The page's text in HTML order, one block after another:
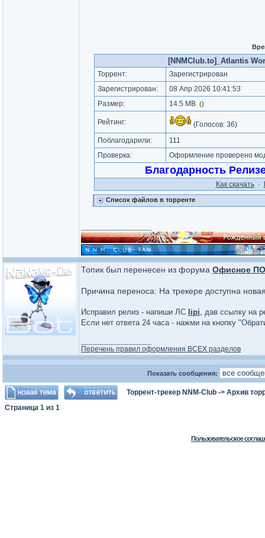
[NNMClub.to]_Atlantis
Торрент:
Зарегистрирован
Зарегистрирован:
08 Апр 2026 10:41:53
Размер:
14.5 MB ()
Рейтинг: (Голосов: 36)
Поблагодарили:
111
Проверка:
Оформление проверено
Благодарность
Как cкачать·
Список файлов в торренте
Топик был перенесен из форума Офисное ПО
Причина переноса: На трекере доступна
Исправил релиз - напиши ЛС lipi, дав ссылку на
Если нет ответа 24 часа - нажми на кнопку
Перечень правил оформления ВСЕХ разделов
Показать сообщения:
Торрент-трекер NNM-Club -> Архив
Страница 1 из 1
Пользовательское